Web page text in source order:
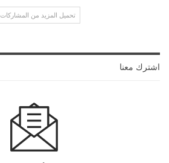
تحميل المزيد من المشاركات
اشترك معنا